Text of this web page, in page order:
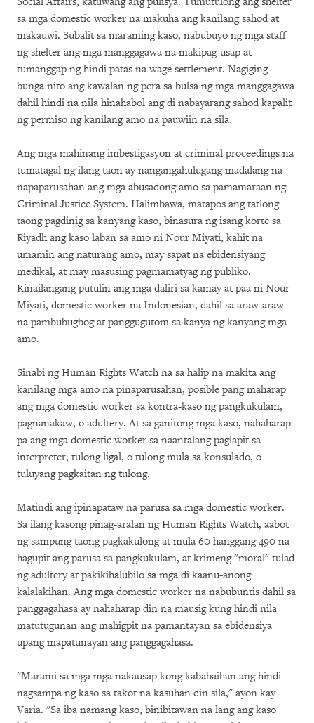
sa mga domestic worker na makuha ang kanilang sahod at
makauwi. Subalit sa maraming kaso, nabubuyo ng mga staff
ng shelter ang mga manggagawa na makipag-usap at
tumanggap ng hindi patas na wage settlement. Nagiging
bunga nito ang kawalan ng pera sa bulsa ng mga manggagawa
dahil hindi na nila hinahabol ang di nabayarang sahod kapalit
ng permiso ng kanilang amo na pauwiin na sila.
Ang mga mahinang imbestigasyon at criminal proceedings na
tumatagal ng ilang taon ay nangangahulugang madalang na
napaparusahan ang mga abusadong amo sa pamamaraan ng
Criminal Justice System. Halimbawa, matapos ang tatlong
taong pagdinig sa kanyang kaso, binasura ng isang korte sa
Riyadh ang kaso laban sa amo ni Nour Miyati, kahit na
umamin ang naturang amo, may sapat na ebidensiyang
medikal, at may masusing pagmamatyag ng publiko.
Kinailangang putulin ang mga daliri sa kamay at paa ni Nour
Miyati, domestic worker na Indonesian, dahil sa araw-araw
na pambubugbog at panggugutom sa kanya ng kanyang mga
amo.
Sinabi ng Human Rights Watch na sa halip na makita ang
kanilang mga amo na pinaparusahan, posible pang maharap
ang mga domestic worker sa kontra-kaso ng pangkukulam,
pagnanakaw, o adultery. At sa ganitong mga kaso, nahaharap
pa ang mga domestic worker sa naantalang paglapit sa
interpreter, tulong ligal, o tulong mula sa konsulado, o
tuluyang pagkaitan ng tulong.
Matindi ang ipinapataw na parusa sa mga domestic worker.
Sa ilang kasong pinag-aralan ng Human Rights Watch, aabot
ng sampung taong pagkakulong at mula 60 hanggang 490 na
hagupit ang parusa sa pangkukulam, at krimeng "moral" tulad
ng adultery at pakikihalubilo sa mga di kaanu-anong
kalalakihan. Ang mga domestic worker na nabubuntis dahil sa
panggagahasa ay nahaharap din na mausig kung hindi nila
matutugunan ang mahigpit na pamantayan sa ebidensiya
upang mapatunayan ang panggagahasa.
"Marami sa mga mga nakausap kong kababaihan ang hindi
nagsampa ng kaso sa takot na kasuhan din sila," ayon kay
Varia. "Sa iba namang kaso, binibitawan na lang ang kaso